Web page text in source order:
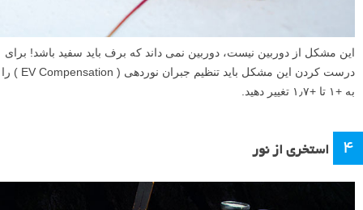
این مشکل از دوربین نیست، دوربین نمی داند که برف باید سفید باشد! برای
درست کردن این مشکل باید تنظیم جبران نوردهی ( EV Compensation ) را
به +۱ تا +۱٫۷ تغییر دهید.
۴ استخری از نور